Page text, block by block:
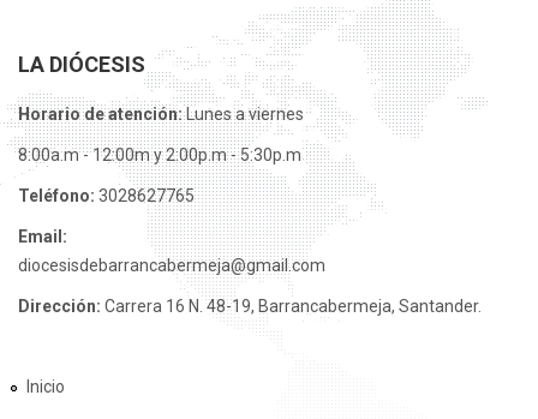
LA DIÓCESIS
Horario de atención:Lunes a viernes
8:00a.m - 12:00m y 2:00p.m - 5:30p.m
Teléfono: 3028627765
Email:
diocesisdebarrancabermeja@gmail.com
Dirección: Carrera 16 N. 48-19, Barrancabermeja, Santander.
Inicio